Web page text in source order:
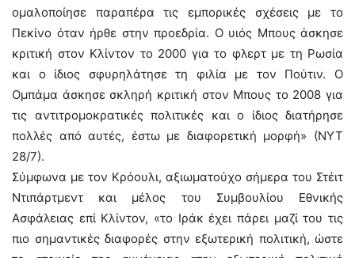
ομαλοποίησε παραπέρα τις εμπορικές σχέσεις με το
Πεκίνο όταν ήρθε στην προεδρία. Ο υιός Μπους άσκησε
κριτική στον Κλίντον το 2000 για το φλερτ με τη Ρωσία
και ο ίδιος σφυρηλάτησε τη φιλία με τον Πούτιν. Ο
Ομπάμα άσκησε σκληρή κριτική στον Μπους το 2008 για
τις αντιτρομοκρατικές πολιτικές και ο ίδιος διατήρησε
πολλές από αυτές, έστω με διαφορετική μορφή» (ΝΥΤ
28/7).
Σύμφωνα με τον Κρόουλι, αξιωματούχο σήμερα του Στέιτ
Ντιπάρτμεντ και μέλος του Συμβουλίου Εθνικής
Ασφάλειας επί Κλίντον, «το Ιράκ έχει πάρει μαζί του τις
πιο σημαντικές διαφορές στην εξωτερική πολιτική, ώστε